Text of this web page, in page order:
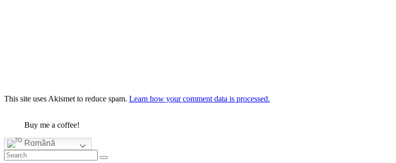
This site uses Akismet to reduce spam. Learn how your comment data is processed.
Buy me a coffee!
Română